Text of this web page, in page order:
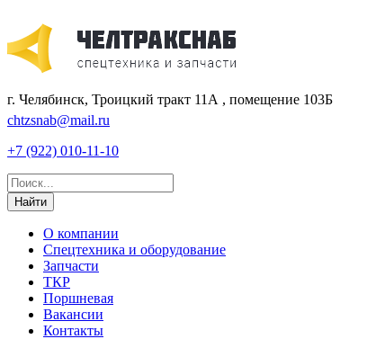
г. Челябинск, Троицкий тракт 11А , помещение 103Б
chtzsnab@mail.ru
+7 (922) 010-11-10
Найти
О компании
Спецтехника и оборудование
Запчасти
ТКР
Поршневая
Вакансии
Контакты